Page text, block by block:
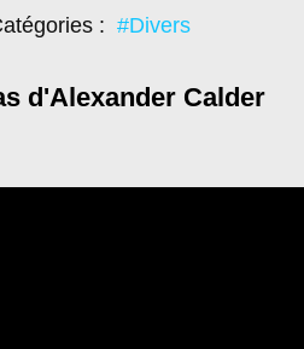
: #Divers
d'Alexander Calder